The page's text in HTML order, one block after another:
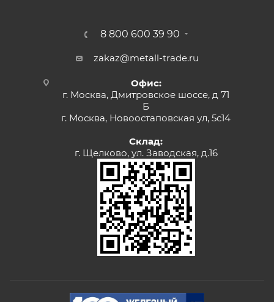
8 800 600 39 90
zakaz@metall-trade.ru
Офис:
г. Москва, Дмитровское шоссе, д 71
Б
г. Москва, Новоостаповская ул, 5с14
Склад:
г. Щелково, ул. Заводская, д.16